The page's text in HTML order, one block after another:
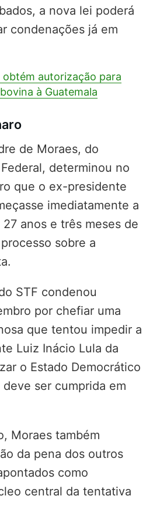
a nova lei poderá
condenações já em
obtém autorização para
à Guatemala
de Moraes, do
determinou no
que o ex-presidente
imediatamente a
anos e três meses de
sobre a
STF condenou
por chefiar uma
que tentou impedir a
Luiz Inácio Lula da
o Estado Democrático
ser cumprida em
Moraes também
da pena dos outros
como
central da tentativa